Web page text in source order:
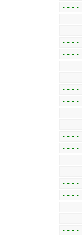
----
----
----
----
----
----
----
----
----
----
----
----
----
----